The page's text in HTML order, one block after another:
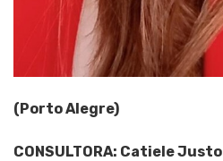
(Porto Alegre)
CONSULTORA: Catiele Justo